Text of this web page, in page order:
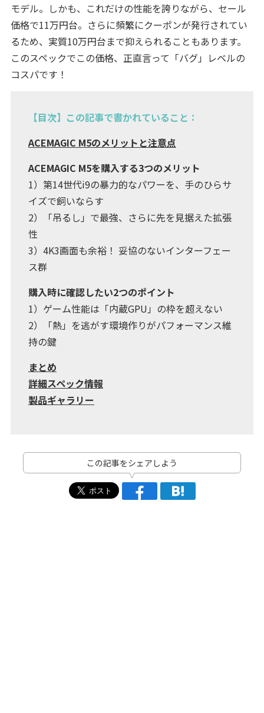
モデル。しかも、これだけの性能を誇りながら、セール
価格で11万円台。さらに頻繁にクーポンが発行されてい
るため、実質10万円台まで抑えられることもあります。
このスペックでこの価格、正直言って「バグ」レベルの
コスパです！
【目次】この記事で書かれていること：
ACEMAGIC M5のメリットと注意点
ACEMAGIC M5を購入する3つのメリット
1）第14世代i9の暴力的なパワーを、手のひらサ
イズで飼いならす
2）「吊るし」で最強、さらに先を見据えた拡張
性
3）4K3画面も余裕！ 妥協のないインターフェー
ス群
購入時に確認したい2つのポイント
1）ゲーム性能は「内蔵GPU」の枠を超えない
2）「熱」を逃がす環境作りがパフォーマンス維
持の鍵
まとめ
詳細スペック情報
製品ギャラリー
この記事をシェアしよう